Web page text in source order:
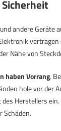
andere Geräte
Nähe von
haben Vorrang.
hole vor der
des Herstellers
Schäden.